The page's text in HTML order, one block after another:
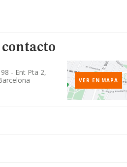
- Ent Pta 2,
VER EN MAPA